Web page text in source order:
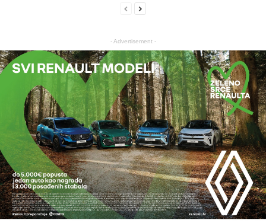
- Advertisement -